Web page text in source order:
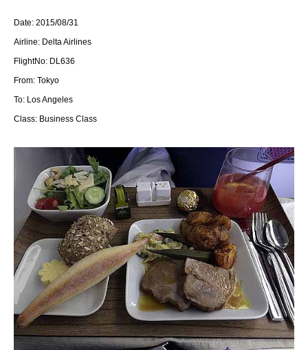
Date: 2015/08/31
Airline: Delta Airlines
FlightNo: DL636
From: Tokyo
To: Los Angeles
Class: Business Class